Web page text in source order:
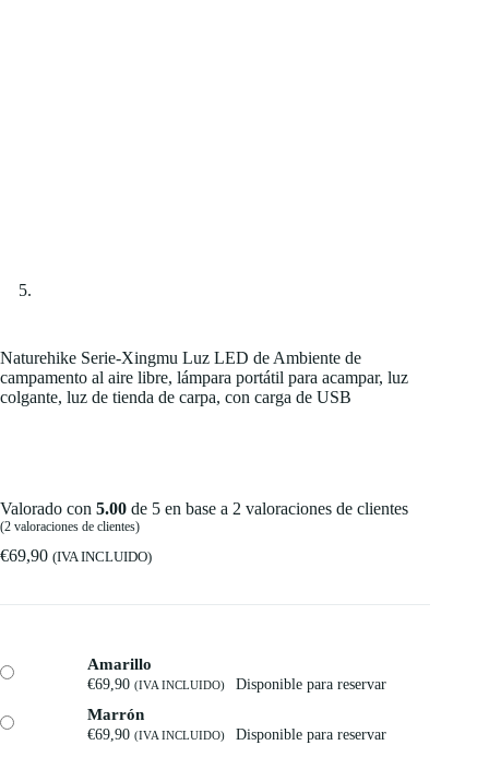
Naturehike Serie-Xingmu Luz LED de Ambiente de
campamento al aire libre, lámpara portátil para acampar, luz
colgante, luz de tienda de carpa, con carga de USB
Valorado con 5.00 de 5 en base a 2 valoraciones de clientes
(2 valoraciones de clientes)
€69,90 (IVA INCLUIDO)
Amarillo
€69,90 (IVA INCLUIDO) Disponible para reservar
Marrón
€69,90 (IVA INCLUIDO) Disponible para reservar